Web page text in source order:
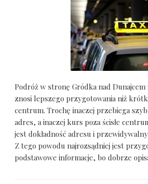
Podróż w stronę Gródka nad
znosi lepszego przygotowania niż
centrum. Trochę inaczej przebiega
adres, a inaczej kurs poza ścisłe
jest dokładność adresu i
Z tego powodu najrozsądniej jest
podstawowe informacje, bo dobrze